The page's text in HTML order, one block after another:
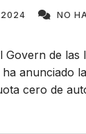
2024
NO
Govern de las
anunciado
cero de